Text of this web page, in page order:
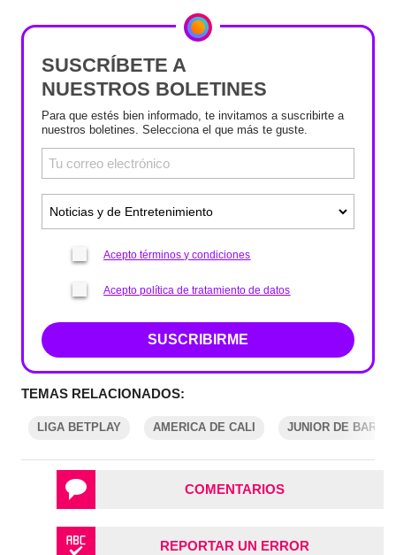
SUSCRÍBETE A
NUESTROS BOLETINES
Para que estés bien informado, te invitamos a suscribirte a
nuestros boletines. Selecciona el que más te guste.
Acepto términos y condiciones
Acepto política de tratamiento de datos
SUSCRIBIRME
TEMAS RELACIONADOS:
LIGA BETPLAY AMERICA DE CALI JUNIOR DE
COMENTARIOS
REPORTAR UN ERROR